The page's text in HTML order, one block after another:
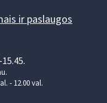
ir paslaugos
- 12.00 val.